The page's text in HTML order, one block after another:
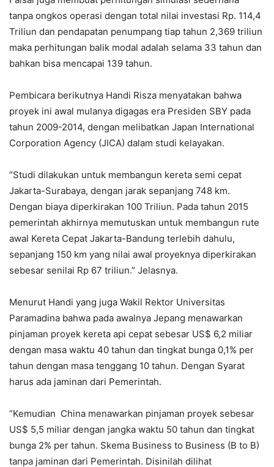
tanpa ongkos operasi dengan total nilai investasi Rp. 114,4
Triliun dan pendapatan penumpang tiap tahun 2,369 triliun
maka perhitungan balik modal adalah selama 33 tahun dan
bahkan bisa mencapai 139 tahun.
Pembicara berikutnya Handi Risza menyatakan bahwa
proyek ini awal mulanya digagas era Presiden SBY pada
tahun 2009-2014, dengan melibatkan Japan International
Corporation Agency (JICA) dalam studi kelayakan.
“Studi dilakukan untuk membangun kereta semi cepat
Jakarta-Surabaya, dengan jarak sepanjang 748 km.
Dengan biaya diperkirakan 100 Triliun. Pada tahun 2015
pemerintah akhirnya memutuskan untuk membangun rute
awal Kereta Cepat Jakarta-Bandung terlebih dahulu,
sepanjang 150 km yang nilai awal proyeknya diperkirakan
sebesar senilai Rp 67 triliun.” Jelasnya.
Menurut Handi yang juga Wakil Rektor Universitas
Paramadina bahwa pada awalnya Jepang menawarkan
pinjaman proyek kereta api cepat sebesar US$ 6,2 miliar
dengan masa waktu 40 tahun dan tingkat bunga 0,1% per
tahun dengan masa tenggang 10 tahun. Dengan Syarat
harus ada jaminan dari Pemerintah.
“Kemudian China menawarkan pinjaman proyek sebesar
US$ 5,5 miliar dengan jangka waktu 50 tahun dan tingkat
bunga 2% per tahun. Skema Business to Business (B to B)
tanpa jaminan dari Pemerintah. Disinilah dilihat